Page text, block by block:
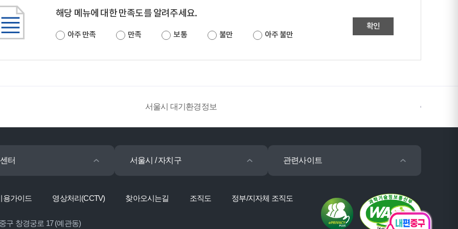
해당 메뉴에 대한 만족도를 알려주세요.
아주 만족 만족 보통 불만 아주 불만
확인
서울시 대기환경정보
터 서울시 / 자치구 관련사이트
용가이드 영상처리(CCTV) 찾아오시는길 조직도 정부/지자체 조직도
구 창경궁로 17 (예관동)